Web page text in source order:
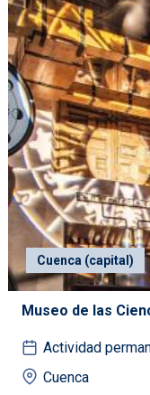
Cuenca (capital)
Museo de las
Actividad
Cuenca